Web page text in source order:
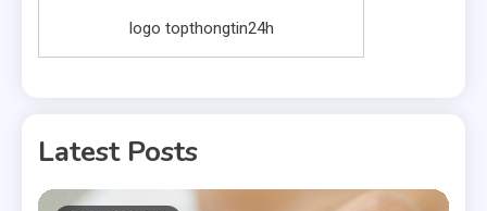
logo topthongtin24h
Latest Posts